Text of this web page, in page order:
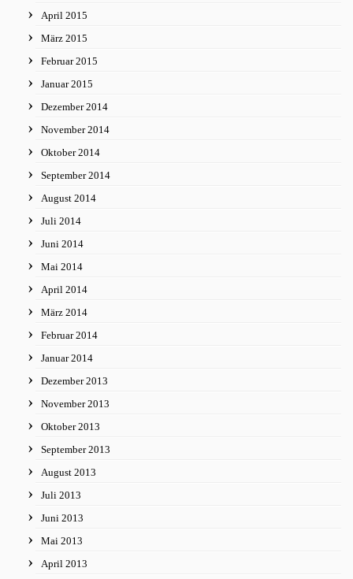
April 2015
März 2015
Februar 2015
Januar 2015
Dezember 2014
November 2014
Oktober 2014
September 2014
August 2014
Juli 2014
Juni 2014
Mai 2014
April 2014
März 2014
Februar 2014
Januar 2014
Dezember 2013
November 2013
Oktober 2013
September 2013
August 2013
Juli 2013
Juni 2013
Mai 2013
April 2013